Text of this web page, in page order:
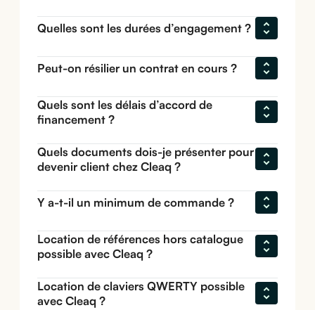
Quelles sont les durées d’engagement ?
Peut-on résilier un contrat en cours ?
Quels sont les délais d’accord de
financement ?
Quels documents dois-je présenter pour
devenir client chez Cleaq ?
Y a-t-il un minimum de commande ?
Location de références hors catalogue
possible avec Cleaq ?
Location de claviers QWERTY possible
avec Cleaq ?